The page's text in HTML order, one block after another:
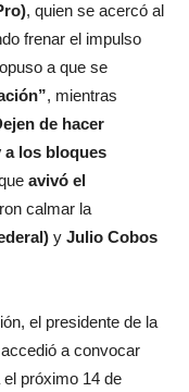
, quien se acercó al
frenar el impulso
a que se
, mientras
de hacer
a los bloques
avivó el
calmar la
y Julio Cobos
el presidente de la
a convocar
próximo 14 de